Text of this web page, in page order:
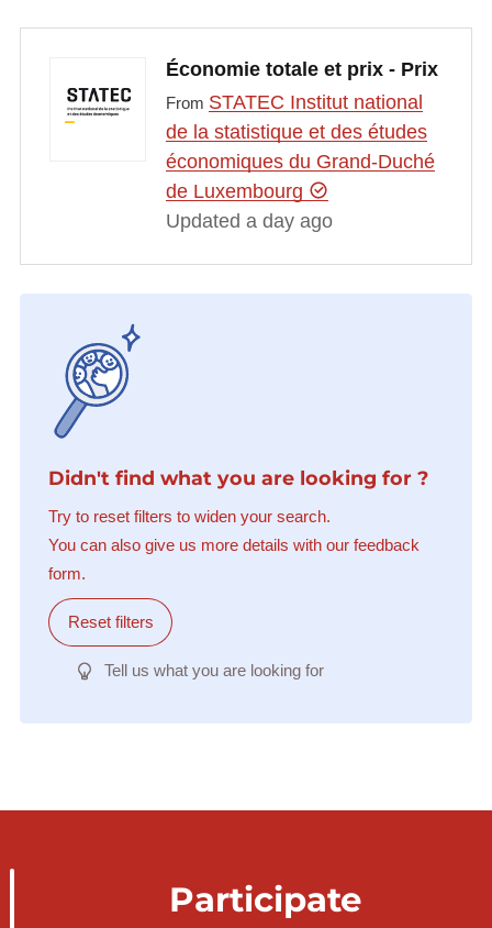
Économie totale et prix - Prix
From STATEC Institut national
de la statistique et des études
économiques du Grand-Duché
de Luxembourg
Updated a day ago
Didn't find what you are looking for ?
Try to reset filters to widen your search.
You can also give us more details with our feedback
form.
Reset filters
Tell us what you are looking for
Participate